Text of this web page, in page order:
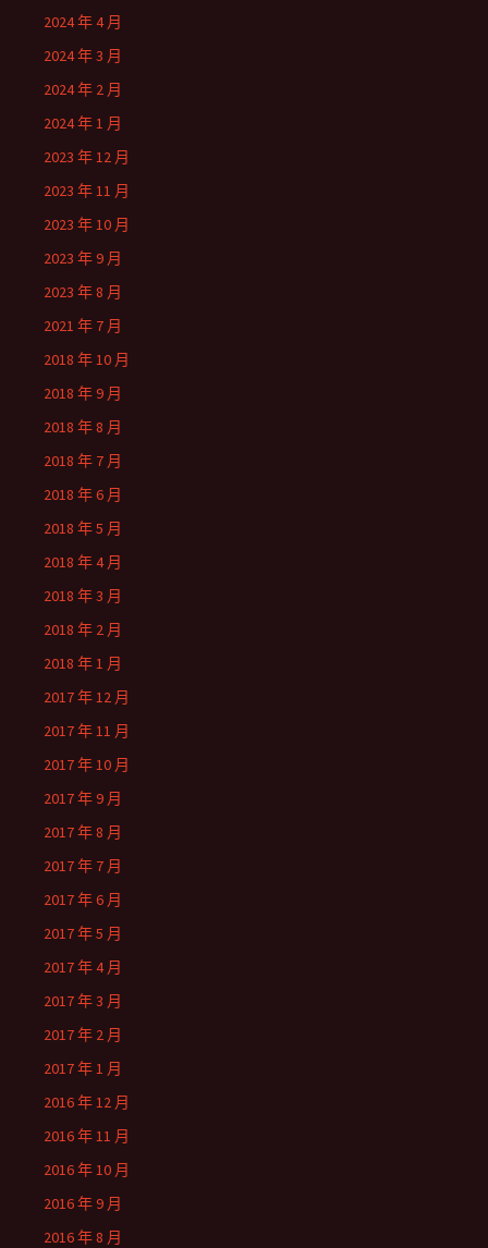
2024 年 4 月
2024 年 3 月
2024 年 2 月
2024 年 1 月
2023 年 12 月
2023 年 11 月
2023 年 10 月
2023 年 9 月
2023 年 8 月
2021 年 7 月
2018 年 10 月
2018 年 9 月
2018 年 8 月
2018 年 7 月
2018 年 6 月
2018 年 5 月
2018 年 4 月
2018 年 3 月
2018 年 2 月
2018 年 1 月
2017 年 12 月
2017 年 11 月
2017 年 10 月
2017 年 9 月
2017 年 8 月
2017 年 7 月
2017 年 6 月
2017 年 5 月
2017 年 4 月
2017 年 3 月
2017 年 2 月
2017 年 1 月
2016 年 12 月
2016 年 11 月
2016 年 10 月
2016 年 9 月
2016 年 8 月